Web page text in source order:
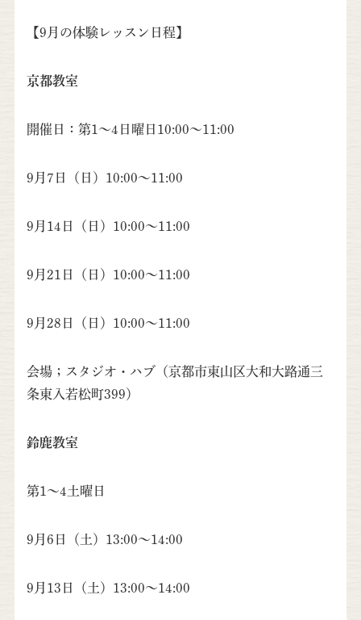
【9月の体験レッスン日程】
京都教室
開催日：第1～4日曜日10:00～11:00
9月7日（日）10:00～11:00
9月14日（日）10:00～11:00
9月21日（日）10:00～11:00
9月28日（日）10:00～11:00
会場；スタジオ・ハブ（京都市東山区大和大路通三
条東入若松町399）
鈴鹿教室
第1～4土曜日
9月6日（土）13:00～14:00
9月13日（土）13:00～14:00